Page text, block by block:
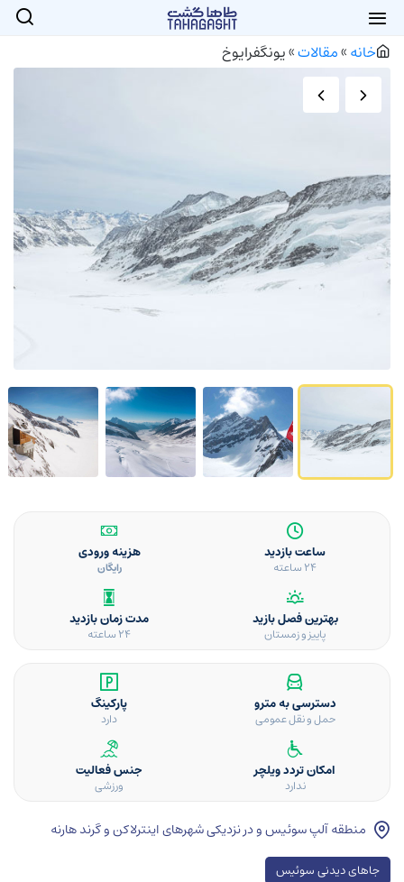
خانه»مقالات»یونگفرایوخ
ساعت بازدید
۲۴ ساعته
هزینه ورودی
رایگان
بهترین فصل بازید
پاییز و زمستان
مدت زمان بازدید
24 ساعته
دسترسی به مترو
حمل و نقل عمومی
پارکینگ
دارد
امکان تردد ویلچر
ندارد
جنس فعالیت
ورزشی
منطقه آلپ سوئیس و در نزدیکی شهرهای اینترلاکن و گرند هارنه
جاهای دیدنی سوئیس